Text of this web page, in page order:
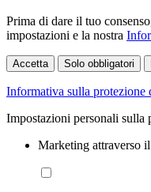
Prima di dare il tuo
impostazioni e la nostra
Accetta Solo obbligatori
Informativa sulla protezione
Impostazioni personali sulla
Marketing attraverso